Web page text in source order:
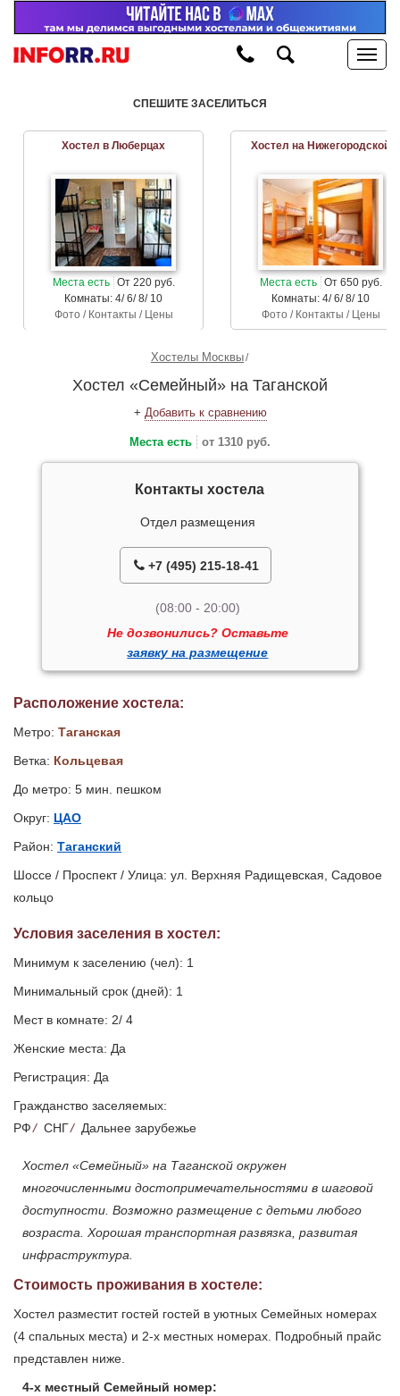
СПЕШИТЕ ЗАСЕЛИТЬСЯ
Хостел в Люберцах
Места есть От 220 руб.
Комнаты: 4/ 6/ 8/ 10
Фото / Контакты / Цены
Хостел на Нижегородской
Места есть От 650 руб.
Комнаты: 4/ 6/ 8/ 10
Фото / Контакты / Цены
Хостелы Москвы
Хостел «Семейный» на Таганской
+ Добавить к сравнению
Места есть от 1310 руб.
Контакты хостела
Отдел размещения
+7 (495) 215-18-41
(08:00 - 20:00)
Не дозвонились? Оставьте
заявку на размещение
Расположение хостела:
Метро: Таганская
Ветка: Кольцевая
До метро: 5 мин. пешком
Округ: ЦАО
Район: Таганский
Шоссе / Проспект / Улица: ул. Верхняя Радищевская, Садовое
кольцо
Условия заселения в хостел:
Минимум к заселению (чел): 1
Минимальный срок (дней): 1
Мест в комнате: 2/ 4
Женские места: Да
Регистрация: Да
Гражданство заселяемых:
РФ/ СНГ/ Дальнее зарубежье
Хостел «Семейный» на Таганской окружен
многочисленными достопримечательностями в шаговой
доступности. Возможно размещение с детьми любого
возраста. Хорошая транспортная развязка, развитая
инфраструктура.
Стоимость проживания в хостеле:
Хостел разместит гостей гостей в уютных Семейных номерах
(4 спальных места) и 2-х местных номерах. Подробный прайс
представлен ниже.
4-х местный Семейный номер: